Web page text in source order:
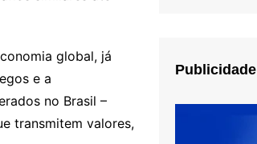
global, já
e a
no Brasil –
transmitem valores,
Publicidade